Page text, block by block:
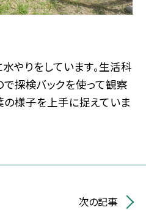
やりをしています。生活科
探検バックを使って観察
の様子を上手に捉えていま
次の記事